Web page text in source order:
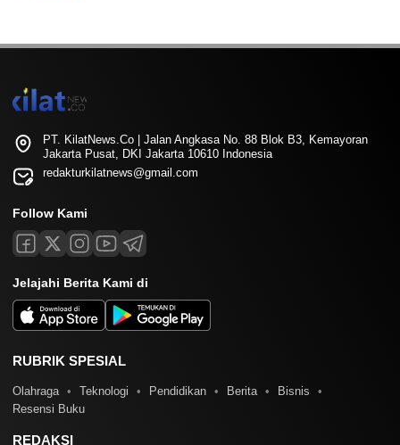
PT. KilatNews.Co | Jalan Angkasa No. 88 Blok B3, Kemayoran
Jakarta Pusat, DKI Jakarta 10610 Indonesia
redakturkilatnews@gmail.com
Follow Kami
Jelajahi Berita Kami di
RUBRIK SPESIAL
Olahraga Teknologi Pendidikan Berita
Bisnis
Resensi Buku
REDAKSI